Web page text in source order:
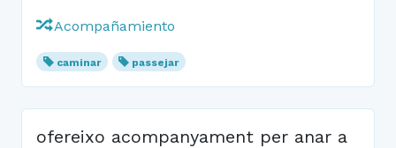
Acompañamiento
caminar passejar
ofereixo acompanyament per anar a